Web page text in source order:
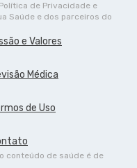
de Privacidade e
Saúde e dos parceiros do
e Valores
Médica
de Uso
conteúdo de saúde é de